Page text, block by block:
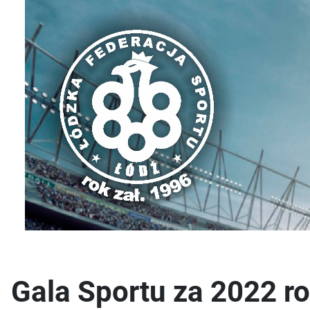
Gala Sportu za 2022